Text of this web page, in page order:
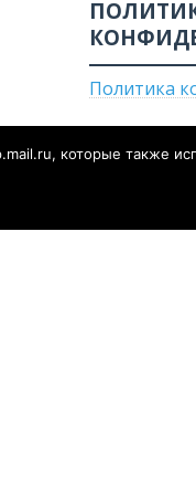
Политика
которые также